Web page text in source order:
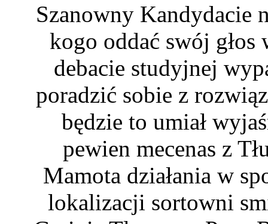
Szanowny Kandydacie
kogo oddać swój głos
debacie studyjnej
poradzić sobie z
będzie to umiał
pewien mecenas z
Mamota działania w
lokalizacji sortowni